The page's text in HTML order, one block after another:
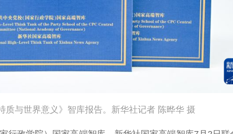
与世界意义》智库报告。新华社记者 陈晔华 摄